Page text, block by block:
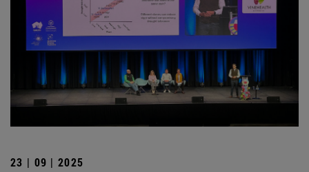
23 | 09 | 2025